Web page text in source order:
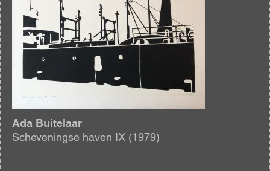
Ada Buitelaar
Scheveningse haven IX (1979)